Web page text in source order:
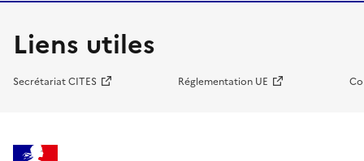
Liens utiles
Secrétariat CITES Réglementation UE